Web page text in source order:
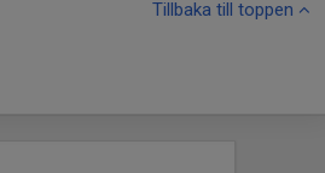
Tillbaka till toppen